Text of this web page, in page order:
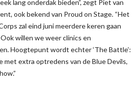
lang onderdak bieden”, zegt Piet van
ook bekend van Proud on Stage. “Het
zal eind juni meerdere keren gaan
willen we weer clinics en
Hoogtepunt wordt echter ‘The Battle’:
extra optredens van de Blue Devils,